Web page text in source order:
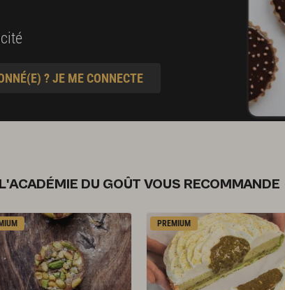
? JE ME CONNECTE
L'ACADÉMIE DU GOÛT VOUS RECOMMANDE
PREMIUM